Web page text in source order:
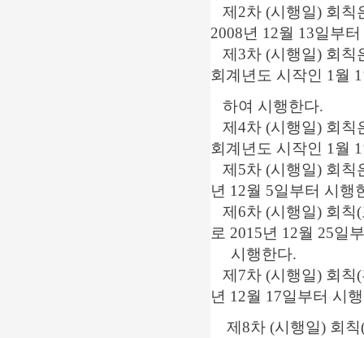
제2차 (시행일) 회칙
2008년 12월 13일부
제3차 (시행일) 회칙
회계년도 시작인 1월
하여 시행한다.
제4차 (시행일) 회칙
회계년도 시작인 1
제5차 (시행일) 회칙
년 12월 5일부터 시행
제6차 (시행일) 회칙
로 2015년 12월 25일
시행한다.
제7차 (시행일) 회칙
년 12월 17일부터 시
제8차 (시행일) 회칙